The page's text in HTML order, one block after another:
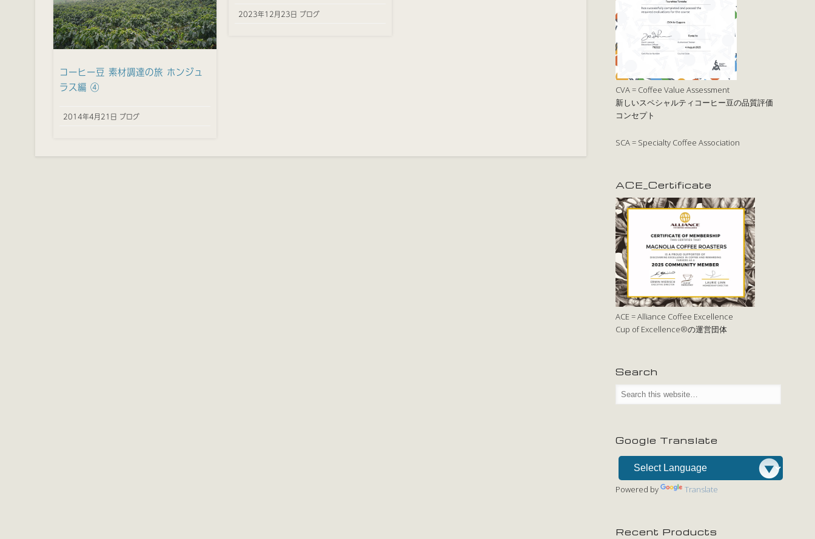
2023年12月23日 ブログ
コーヒー豆 素材調達の旅 ホンジュ
ラス編 ④
2014年4月21日 ブログ
CVA = Coffee Value Assessment
新しいスペシャルティコーヒー豆の品質評価
コンセプト
SCA = Specialty Coffee Association
ACE_Certificate
ACE = Alliance Coffee Excellence
Cup of Excellence®の運営団体
Search
Google Translate
Powered by Translate
Recent Products